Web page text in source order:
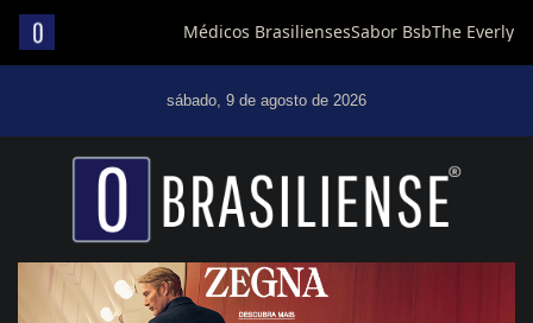
sábado, 9 de agosto de 2026
Um diário de notícias que trabalha por Brasília